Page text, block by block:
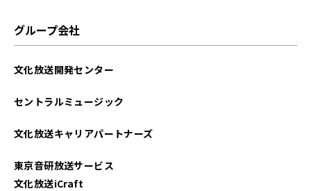
2025年6月
グループ会社
文化放送開発センター
セントラルミュージック
文化放送キャリアパートナーズ
東京音研放送サービス
文化放送iCraft